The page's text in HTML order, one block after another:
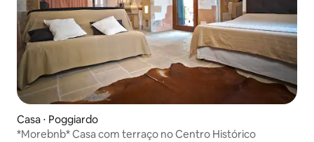
Casa ⋅ Poggiardo
*Morebnb* Casa com terraço no Centro Histórico